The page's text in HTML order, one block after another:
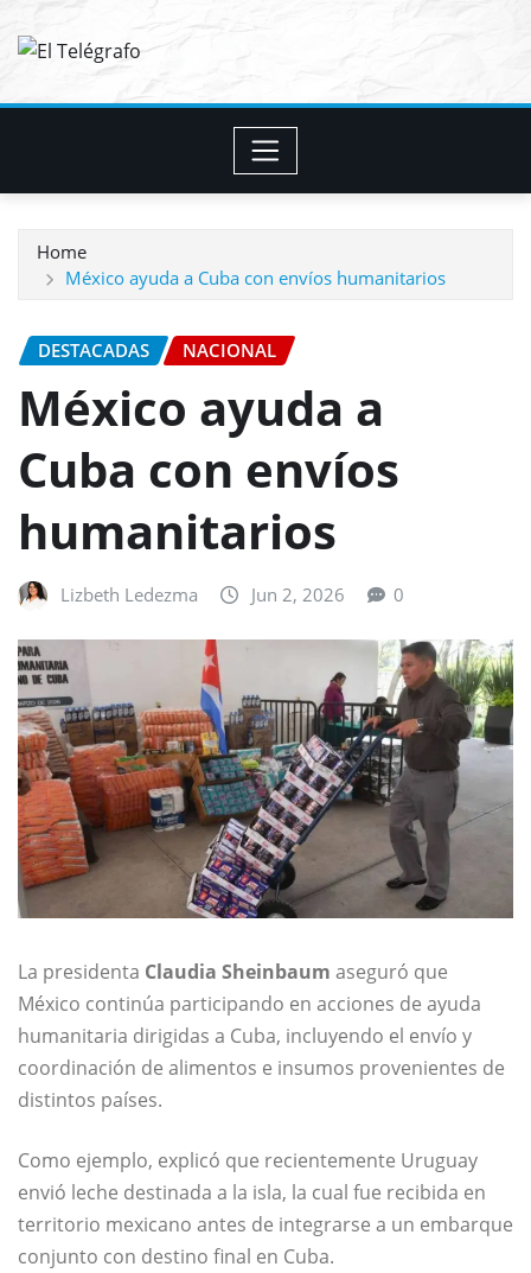
Home
México ayuda a Cuba con envíos humanitarios
DESTACADAS NACIONAL
México ayuda a
Cuba con envíos
humanitarios
Lizbeth Ledezma Jun 2, 2026 0
La presidenta Claudia Sheinbaum aseguró que
México continúa participando en acciones de ayuda
humanitaria dirigidas a Cuba, incluyendo el envío y
coordinación de alimentos e insumos provenientes de
distintos países.
Como ejemplo, explicó que recientemente Uruguay
envió leche destinada a la isla, la cual fue recibida en
territorio mexicano antes de integrarse a un embarque
conjunto con destino final en Cuba.